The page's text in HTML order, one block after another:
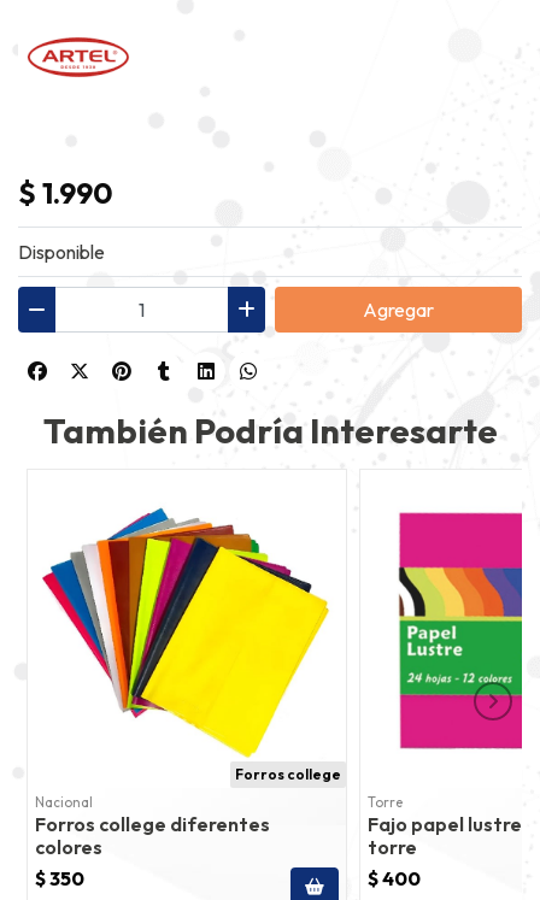
$ 1.990
Disponible
Agregar
También Podría Interesarte
Forros college
Nacional
Forros college diferentes
colores
$ 350
Torre
Fajo papel lustre
torre
$ 400